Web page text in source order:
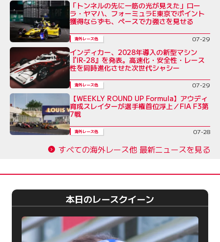
「トンネルの先に一筋の光が見えた」ロー
ラ・ヤマハ、フォーミュラE東京でポイント
獲得ならずも、ペースで力強さを見せる
海外レース他 07-29
インディカー、2028年導入の新型マシン
『IR-28』を発表。高速化・安全性・レース
性を同時進化させた次世代シャシー
海外レース他 07-29
【WEEKLY ROUND UP Formula】アウディ
育成スレイターが選手権首位浮上／FIA F3第
7戦
海外レース他 07-28
すべての海外レース他 最新ニュースを見る
本日のレースクイーン